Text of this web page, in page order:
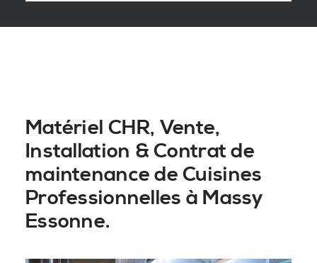
Matériel CHR, Vente,
Installation & Contrat de
maintenance de Cuisines
Professionnelles à Massy
Essonne.